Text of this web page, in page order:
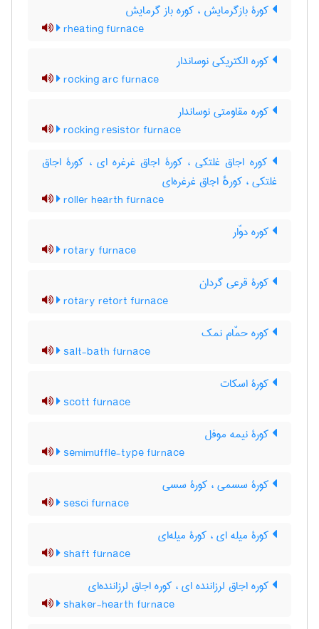
کورۀ بازگرمایش ، کوره باز گرمایش
rheating furnace
کوره الکتریکی نوساندار
rocking arc furnace
کوره مقاومتی نوساندار
rocking resistor furnace
کوره اجاق غلتکی ، کورۀ اجاق غرغره ای ، کورۀ اجاق
غلتکی ، کورهٔ اجاق غرغره‌ای
roller hearth furnace
کوره دوّار
rotary furnace
کورۀ قرعی گردان
rotary retort furnace
کوره حمّام نمک
salt-bath furnace
کورۀ اسکات
scott furnace
کورۀ نیمه موفل
semimuffle-type furnace
کورۀ سسمی ، کورۀ سسی
sesci furnace
کورۀ میله ای ، کورۀ میله‌ای
shaft furnace
کوره اجاق لرزاننده ای ، کوره اجاق لرزاننده‌ای
shaker-hearth furnace